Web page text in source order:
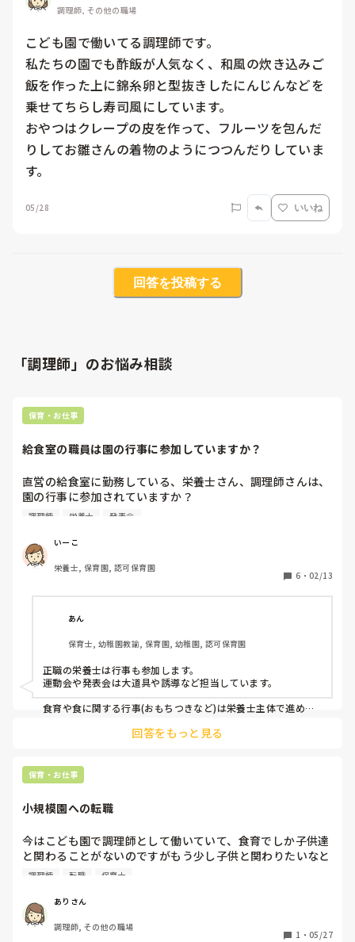
調理師, その他の職場
こども園で働いてる調理師です。
私たちの園でも酢飯が人気なく、和風の炊き込みご
飯を作った上に錦糸卵と型抜きしたにんじんなどを
乗せてちらし寿司風にしています。
おやつはクレープの皮を作って、フルーツを包んだ
りしてお雛さんの着物のようにつつんだりしていま
す。
05/28 いいね
回答を投稿する
「調理師」のお悩み相談
保育・お仕事
給食室の職員は園の行事に参加していますか？
直営の給食室に勤務している、栄養士さん、調理師さんは、
園の行事に参加されていますか？
加をして、保育士さんと共に子どもの成長を感じられて嬉し
いなと思います。
とても寂しく感じます🥲
調理師 栄養士 発表会
いーこ
栄養士, 保育園, 認可保育園
6 ・ 02/13
あん
保育士, 幼稚園教諭, 保育園, 幼稚園, 認可保育園
正職の栄養士は行事も参加します。
運動会や発表会は大道具や誘導など担当しています。
食育や食に関する行事(おもちつきなど)は栄養士主体で進めま
回答をもっと見る
保育・お仕事
小規模園への転職
今はこども園で調理師として働いていて、食育でしか子供達
と関わることがないのですがもう少し子供と関わりたいなと
思い小規模園への転職を考えています。
るイメージなのですが、実際小規模園で働いている方いらっ
しゃいますか。
調理師 転職 保育士
ありさん
調理師, その他の職場
1 ・ 05/27